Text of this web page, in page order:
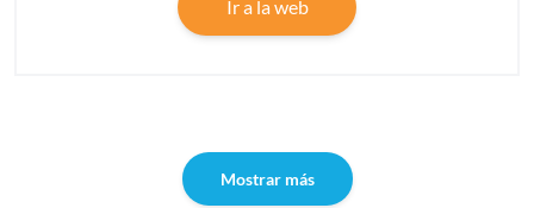
Ir a la web
Mostrar más